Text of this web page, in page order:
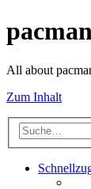
All about
Zum Inhalt